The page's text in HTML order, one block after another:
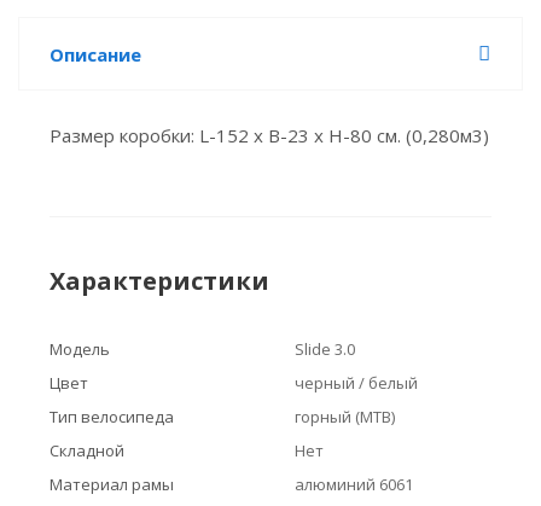
Описание
Размер коробки: L-152 х B-23 x H-80 см. (0,280м3)
Характеристики
Модель
Slide 3.0
Цвет
черный / белый
Тип велосипеда
горный (MTB)
Складной
Нет
Материал рамы
алюминий 6061